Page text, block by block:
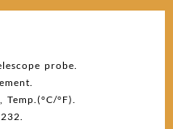
probe.
°F).